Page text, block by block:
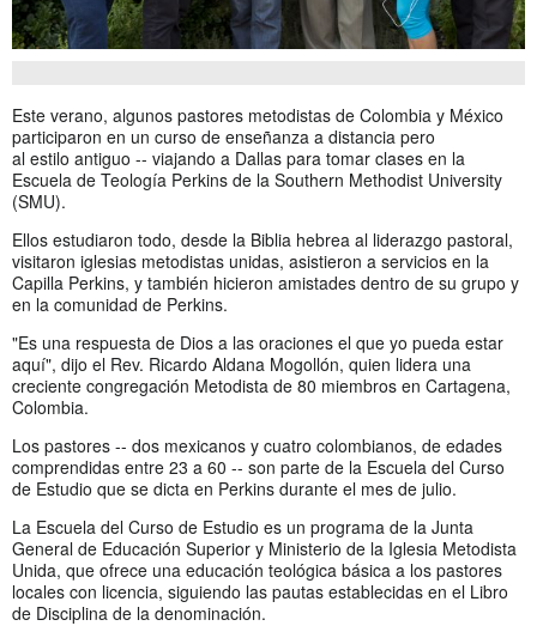
Este verano, algunos pastores metodistas de Colombia y México
participaron en un curso de enseñanza a distancia pero
al estilo antiguo -- viajando a Dallas para tomar clases en la
Escuela de Teología Perkins de la Southern Methodist University
(SMU).
Ellos estudiaron todo, desde la Biblia hebrea al liderazgo pastoral,
visitaron iglesias metodistas unidas, asistieron a servicios en la
Capilla Perkins, y también hicieron amistades dentro de su grupo y
en la comunidad de Perkins.
"Es una respuesta de Dios a las oraciones el que yo pueda estar
aquí", dijo el Rev. Ricardo Aldana Mogollón, quien lidera una
creciente congregación Metodista de 80 miembros en Cartagena,
Colombia.
Los pastores -- dos mexicanos y cuatro colombianos, de edades
comprendidas entre 23 a 60 -- son parte de la Escuela del Curso
de Estudio que se dicta en Perkins durante el mes de julio.
La Escuela del Curso de Estudio es un programa de la Junta
General de Educación Superior y Ministerio de la Iglesia Metodista
Unida, que ofrece una educación teológica básica a los pastores
locales con licencia, siguiendo las pautas establecidas en el Libro
de Disciplina de la denominación.